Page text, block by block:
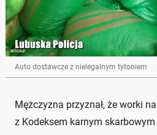
Auto dostawcze z nielegalnym tytoniem
Mężczyzna przyznał, że worki
z Kodeksem karnym